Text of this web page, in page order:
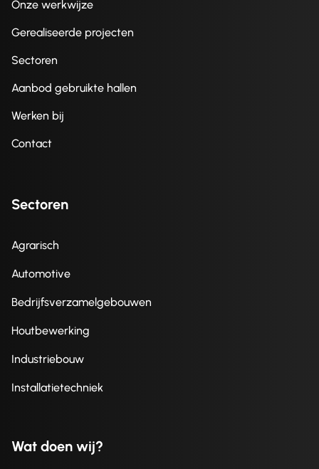
Onze werkwijze
Gerealiseerde projecten
Sectoren
Aanbod gebruikte hallen
Werken bij
Contact
Sectoren
Agrarisch
Automotive
Bedrijfsverzamelgebouwen
Houtbewerking
Industriebouw
Installatietechniek
Wat doen wij?